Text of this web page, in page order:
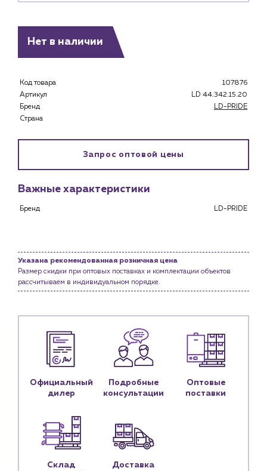
Новости
Контакты
Контактные данные
Чат-бот
+7 (918) 070-19-79
Нет в наличии
Код товара
107876
Артикул
LD 44.342.15.20
Бренд
LD-PRIDE
Страна
Запрос оптовой цены
Важные характеристики
Бренд LD-PRIDE
Указана рекомендованная розничная цена
Размер скидки при оптовых поставках и комплектации объектов
рассчитываем в индивидуальном порядке.
Официальный
дилер
Подробные
консультации
Оптовые
поставки
Склад
Доставка